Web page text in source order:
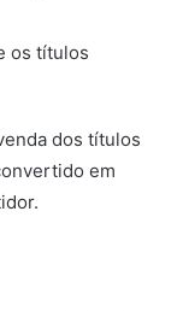
os títulos
dos títulos
em